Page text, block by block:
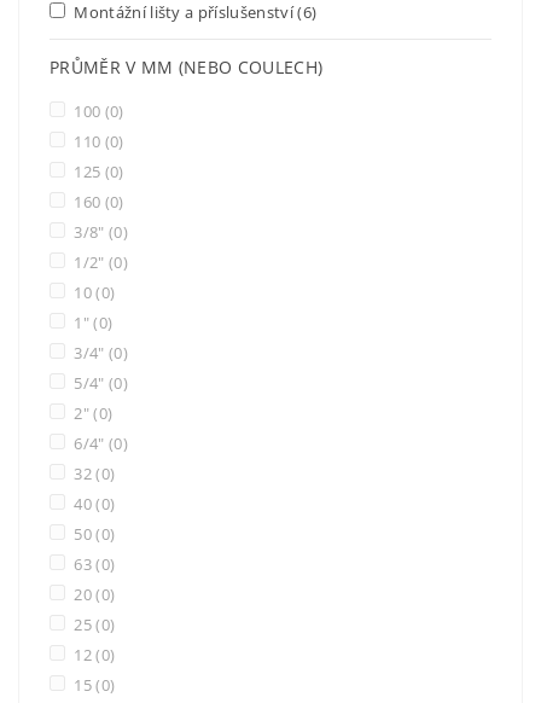
Montážní lišty a příslušenství(6)
PRŮMĚR V MM (NEBO COULECH)
100 (0)
110 (0)
125 (0)
160 (0)
3/8" (0)
1/2" (0)
10(0)
1"(0)
3/4" (0)
5/4" (0)
2"(0)
6/4" (0)
32(0)
40(0)
50(0)
63(0)
20(0)
25(0)
12(0)
15(0)